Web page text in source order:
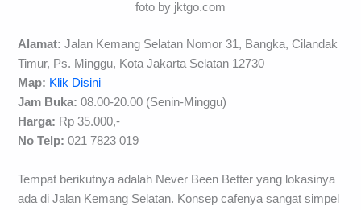
foto by jktgo.com
Alamat: Jalan Kemang Selatan Nomor 31, Bangka, Cilandak
Timur, Ps. Minggu, Kota Jakarta Selatan 12730
Map: Klik Disini
Jam Buka: 08.00-20.00 (Senin-Minggu)
Harga: Rp 35.000,-
No Telp: 021 7823 019
Tempat berikutnya adalah Never Been Better yang lokasinya
ada di Jalan Kemang Selatan. Konsep cafenya sangat simpel